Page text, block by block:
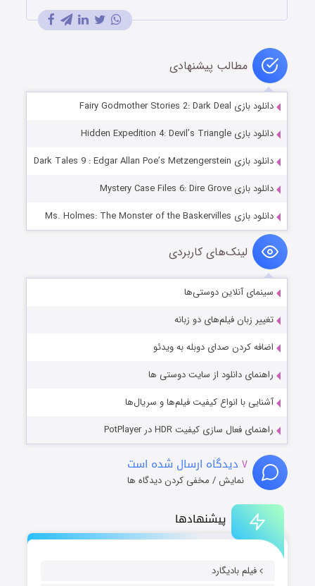
پیشنهادها
فیلم بادیگارد
مطالب پیشنهادی
دانلود بازی Fairy Godmother Stories 2: Dark Deal
دانلود بازی Hidden Expedition 4: Devil’s Triangle
دانلود بازی Dark Tales 9 : Edgar Allan Poe’s Metzengerstein
دانلود بازی Mystery Case Files 6: Dire Grove
دانلود بازی Ms. Holmes: The Monster of the Baskervilles
لینک‌های کاربردی
سینمای آنلاین دوستی‌ها
تغییر زبان فیلم‌های دو زبانه
اضافه کردن صدای دوبله به ویدئو
راهنمای دانلود از سایت دوستی ها
آشنایی با انواع کیفیت فیلم‌ها و سریال‌ها
راهنمای فعال سازی کیفیت HDR در PotPlayer
۷ دیدگاه ارسال شده است
نمایش / مخفی کردن دیدگاه ها